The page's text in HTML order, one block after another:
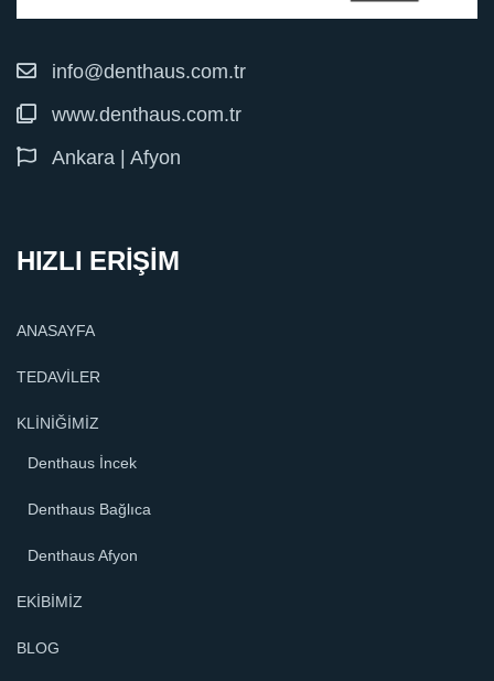
info@denthaus.com.tr
www.denthaus.com.tr
Ankara | Afyon
HIZLI ERİŞİM
ANASAYFA
TEDAVİLER
KLİNİĞİMİZ
Denthaus İncek
Denthaus Bağlıca
Denthaus Afyon
EKİBİMİZ
BLOG